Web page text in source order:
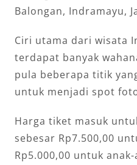
Balongan, Indramayu,
Ciri utama dari wisata
terdapat banyak
pula beberapa titik
untuk menjadi spot
Harga tiket masuk
sebesar Rp7.500,00
Rp5.000,00 untuk